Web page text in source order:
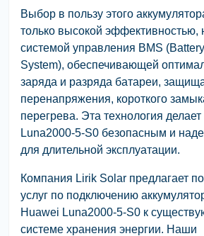
Выбор в пользу этого
только высокой эффективностью,
системой управления BMS
System), обеспечивающей
заряда и разряда батареи,
перенапряжения, короткого
перегрева. Эта технология
Luna2000-5-S0 безопасным и
для длительной эксплуатации.
Компания Lirik Solar предлагает
услуг по подключению
Huawei Luna2000-5-S0 к
системе хранения энергии. Наши